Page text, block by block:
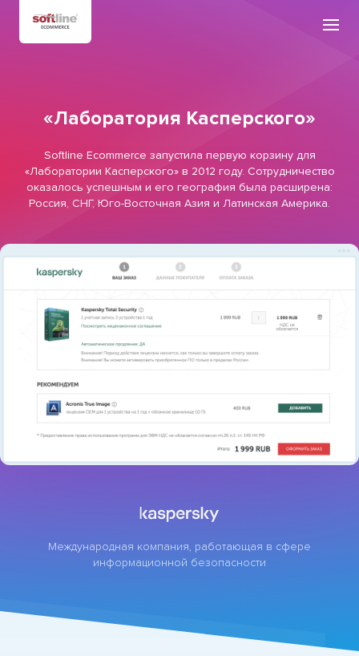
«Лаборатория Касперского»
Softline Ecommerce запустила первую корзину для
«Лаборатории Касперского» в 2012 году. Сотрудничество
оказалось успешным и его география была расширена:
Россия, СНГ, Юго-Восточная Азия и Латинская Америка.
Международная компания, работающая в сфере
информационной безопасности